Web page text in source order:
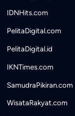
IDNHits.com
PelitaDigital.com
PelitaDigital.id
IKNTimes.com
SamudraPikiran.com
WisataRakyat.com